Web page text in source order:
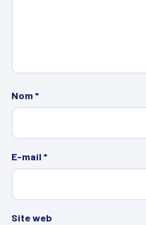
Nom *
E-mail *
Site web